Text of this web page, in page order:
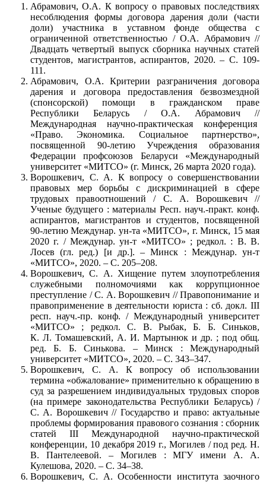
Абрамович, О.А. К вопросу о правовых последствиях
несоблюдения формы договора дарения доли (части
доли) участника в уставном фонде общества с
ограниченной ответственностью / О.А. Абрамович //
Двадцать четвертый выпуск сборника научных статей
студентов, магистрантов, аспирантов, 2020. – С. 109-
111.
Абрамович, О.А. Критерии разграничения договора
дарения и договора предоставления безвозмездной
(спонсорской) помощи в гражданском праве
Республики Беларусь / О.А. Абрамович //
Международная научно-практическая конференция
«Право. Экономика. Социальное партнерство»,
посвященной 90-летию Учреждения образования
Федерации профсоюзов Беларуси «Международный
университет «МИТСО» (г. Минск, 26 марта 2020 года).
Ворошкевич, С. А. К вопросу о совершенствовании
правовых мер борьбы с дискриминацией в сфере
трудовых правоотношений / С. А. Ворошкевич //
Ученые будущего : материалы Респ. науч.-практ. конф.
аспирантов, магистрантов и студентов, посвященной
90-летию Междунар. ун-та «МИТСО», г. Минск, 15 мая
2020 г. / Междунар. ун-т «МИТСО» ; редкол. : В. В.
Лосев (гл. ред.) [и др.]. – Минск : Междунар. ун-т
«МИТСО», 2020. – С. 205–208.
Ворошкевич, С. А. Хищение путем злоупотребления
служебными полномочиями как коррупционное
преступление / С. А. Ворошкевич // Правопонимание и
правоприменение в деятельности юриста : сб. докл. III
респ. науч.-пр. конф. / Международный университет
«МИТСО» ; редкол. С. В. Рыбак, Б. Б. Синьков,
К. Л. Томашевский, А. И. Мартынюк и др. ; под общ.
ред. Б. Б. Синькова. – Минск : Международный
университет «МИТСО», 2020. – С. 343–347.
Ворошкевич, С. А. К вопросу об использовании
термина «обжалование» применительно к обращению в
суд за разрешением индивидуальных трудовых споров
(на примере законодательства Республики Беларусь) /
С. А. Ворошкевич // Государство и право: актуальные
проблемы формирования правового сознания : сборник
статей III Международной научно-практической
конференции, 10 декабря 2019 г., Могилев / под ред. Н.
В. Пантелеевой. – Могилев : МГУ имени А. А.
Кулешова, 2020. – С. 34–38.
Ворошкевич, С. А. Особенности института заочного